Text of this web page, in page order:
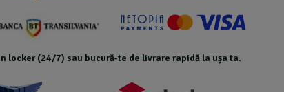
locker (24/7) sau bucură-te de livrare rapidă la ușa ta.